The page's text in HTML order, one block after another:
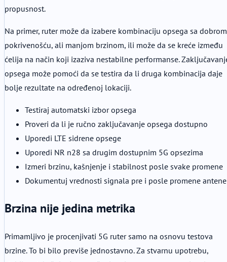
propusnost.
Na primer, ruter može da izabere kombinaciju opsega sa dobrom
pokrivenošću, ali manjom brzinom, ili može da se kreće između
ćelija na način koji izaziva nestabilne performanse.
opsega može pomoći da se testira da li druga kombinacija daje
bolje rezultate na određenoj lokaciji.
Testiraj automatski izbor opsega
Proveri da li je ručno zaključavanje opsega dostupno
Uporedi LTE sidrene opsege
Uporedi NR n28 sa drugim dostupnim 5G opsezima
Izmeri brzinu, kašnjenje i stabilnost posle svake promene
Dokumentuj vrednosti signala pre i posle promene antene
Brzina nije jedina metrika
Primamljivo je procenjivati 5G ruter samo na osnovu testova
brzine. To bi bilo previše jednostavno. Za stvarnu upotrebu,